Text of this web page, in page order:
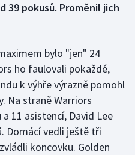
39 pokusů. Proměnil jich
bylo "jen" 24
ho faulovali pokaždé,
k výhře výrazně pomohl
Na straně Warriors
11 asistencí, David Lee
Domácí vedli ještě tři
koncovku. Golden